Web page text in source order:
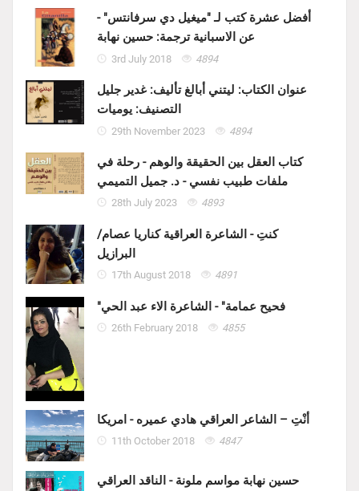
أفضل عشرة كتب لـ "ميغيل دي سرفانتس" -
عن الاسبانية ترجمة: حسين نهابة
3rd July 2018 4894
عنوان الكتاب: ليتني أبالغ تأليف: غدير جليل
التصنيف: يوميات
29th November 2023 4894
كتاب العقل بين الحقيقة والوهم - رحلة في
ملفات طبيب نفسي - د. جميل التميمي
28th July 2023 4893
كنتِ - الشاعرة العراقية كناريا عصام/
البرازيل
17th August 2018 4891
"فحيح عمامة" - الشاعرة الاء عبد الحي
26th February 2018 4855
أنْتِ – الشاعر العراقي هادي عميره - امريكا
11th October 2018 4847
حسين نهابة مواسم ملونة - الناقد العراقي